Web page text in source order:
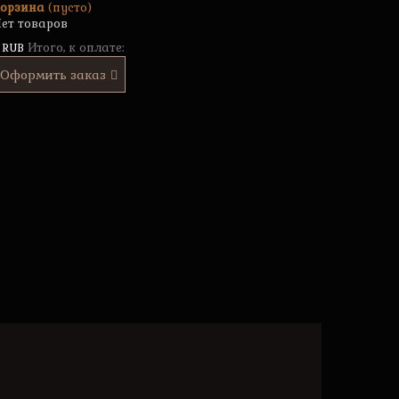
(пусто)
товаров
Итого, к оплате:
Оформить заказ